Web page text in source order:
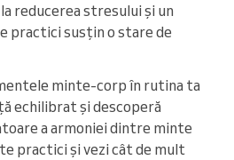
reducerea stresului și un
practici susțin o stare de
minte-corp în rutina ta
echilibrat și descoperă
a armoniei dintre minte
practici și vezi cât de mult